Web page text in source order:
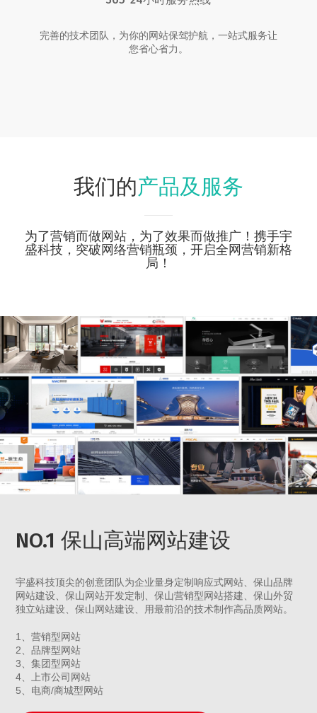
完善的技术团队，为你的网站保驾护航，一站式服务让
您省心省力。
我们的产品及服务
为了营销而做网站，为了效果而做推广！携手宇
盛科技，突破网络营销瓶颈，开启全网营销新格
局！
NO.1 保山高端网站建设
宇盛科技顶尖的创意团队为企业量身定制响应式网站、保山品牌
网站建设、保山网站开发定制、保山营销型网站搭建、保山外贸
独立站建设、保山网站建设、用最前沿的技术制作高品质网站。
1、营销型网站
2、品牌型网站
3、集团型网站
4、上市公司网站
5、电商/商城型网站